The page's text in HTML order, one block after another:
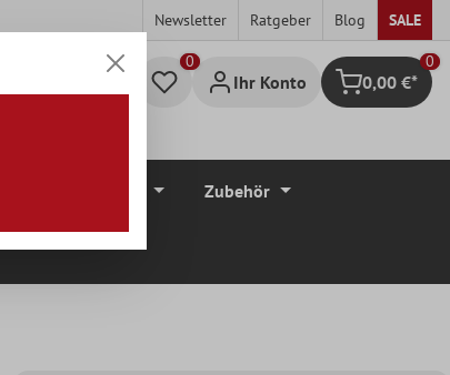
Newsletter Ratgeber Blog SALE
Ihr Konto Warenkorb
0
0,00 €*
Zubehör